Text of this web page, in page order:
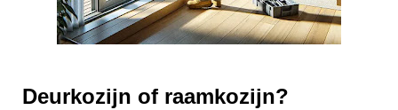
Deurkozijn of raamkozijn?